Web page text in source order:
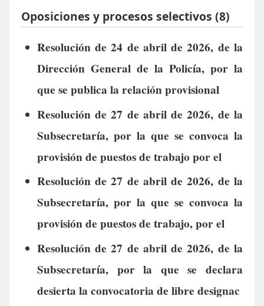
Oposiciones y procesos selectivos (8)
Resolución de 24 de abril de 2026, de la
Dirección General de la Policía, por la
que se publica la relación provisional
Resolución de 27 de abril de 2026, de la
Subsecretaría, por la que se convoca la
provisión de puestos de trabajo por el
Resolución de 27 de abril de 2026, de la
Subsecretaría, por la que se convoca la
provisión de puestos de trabajo, por el
Resolución de 27 de abril de 2026, de la
Subsecretaría, por la que se declara
desierta la convocatoria de libre designac